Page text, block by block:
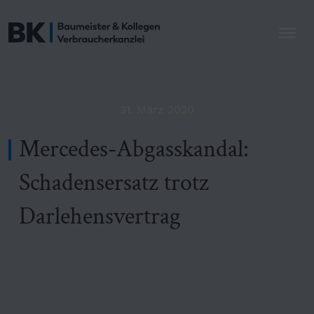
Mercedes-Abgasskandal:
Schadensersatz trotz
Darlehensvertrag